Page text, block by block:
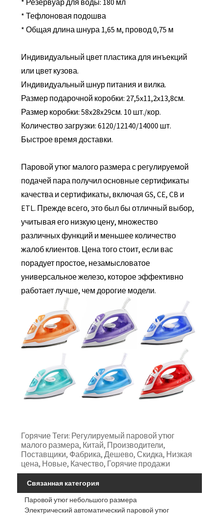
* Резервуар для воды: 180 мл
* Тефлоновая подошва
* Общая длина шнура 1,65 м, провод 0,75 м
Индивидуальный цвет пластика для инъекций
или цвет кузова.
Индивидуальный шнур питания и вилка.
Размер подарочной коробки: 27,5x11,2x13,8см.
Размер коробки: 58x28x29см. 10 шт./кор.
Количество загрузки: 6120/12140/14000 шт.
Быстрое время доставки.
Паровой утюг малого размера с регулируемой
подачей пара получил основные сертификаты
качества и сертификаты, включая GS, CE, CB и
ETL. Прежде всего, это был бы отличный выбор,
учитывая его низкую цену, множество
различных функций и меньшее количество
жалоб клиентов. Цена того стоит, если вас
порадует простое, незамысловатое
универсальное железо, которое эффективно
работает лучше, чем дорогие модели.
Горячие Теги: Регулируемый паровой утюг
малого размера, Китай, Производители,
Поставщики, Фабрика, Дешево, Скидка, Низкая
цена, Новые, Качество, Горячие продажи
Связанная категория
Паровой утюг небольшого размера
Электрический автоматический паровой утюг